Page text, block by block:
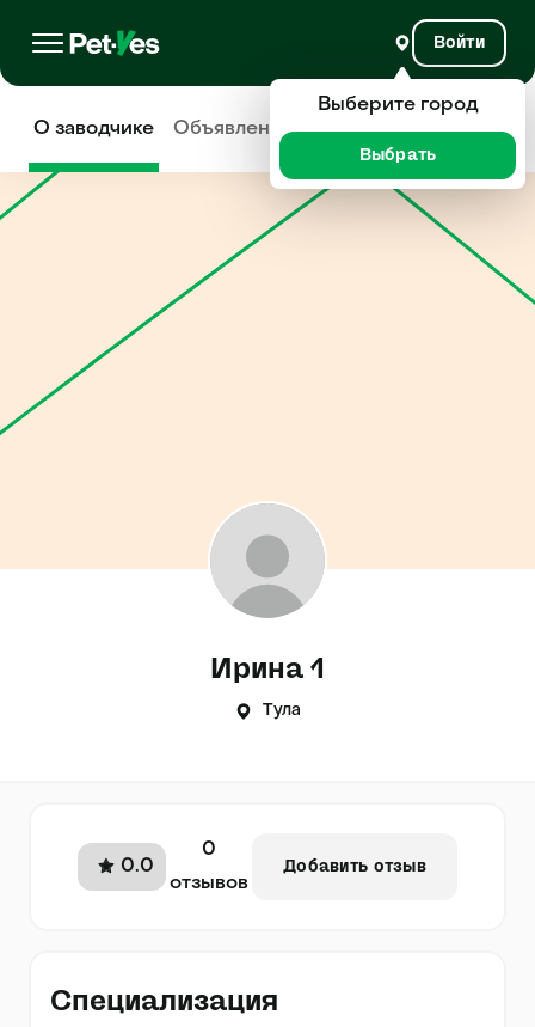
Войти
О заводчике Объявления Отзывы
Ирина 1
Тула
0.0
0
отзывов
Добавить отзыв
Специализация
Выберите город
Выбрать